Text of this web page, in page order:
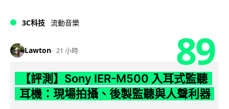
3C科技 流動音樂
Lawton 21 小時 89
【評測】Sony IER-M500 入耳式監聽
耳機：現場拍攝、後製監聽與人聲利器